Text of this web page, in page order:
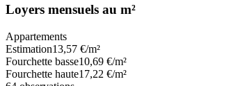
Loyers mensuels au m²
Appartements
Estimation13,57 €/m²
Fourchette basse10,69 €/m²
Fourchette haute17,22 €/m²